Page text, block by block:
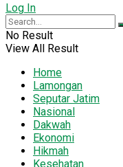
Log In
No Result
View All Result
Home
Lamongan
Seputar Jatim
Nasional
Dakwah
Ekonomi
Hikmah
Kesehatan